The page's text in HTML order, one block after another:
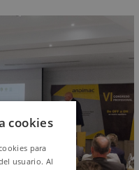
cookies
para
usuario. Al